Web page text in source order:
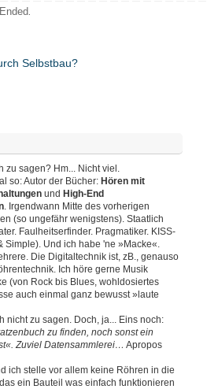
Selbstbau?
zu sagen? Hm... Nicht viel.
so: Autor der Bücher: Hören mit
und High-End
. Irgendwann Mitte des vorherigen
(so ungefähr wenigstens). Staatlich
Faulheitserfinder. Pragmatiker. KISS-
Simple). Und ich habe 'ne »Macke«.
Die Digitaltechnik ist, zB., genauso
Ich höre gerne Musik
(von Rock bis Blues, wohldosiertes
auch einmal ganz bewusst »laute
nicht zu sagen. Doch, ja... Eins noch:
zu finden, noch sonst ein
Zuviel Datensammlerei… Apropos
ich stelle vor allem keine Röhren in die
ein Bauteil was einfach funktionieren